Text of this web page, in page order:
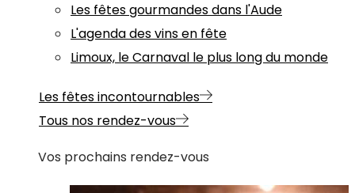
Les fêtes gourmandes dans l'Aude
L'agenda des vins en fête
Limoux, le Carnaval le plus long du monde
Les fêtes incontournables
Tous nos rendez-vous
Vos prochains rendez-vous